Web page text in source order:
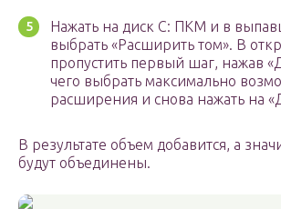
Нажать на диск С: ПКМ и в
выбрать «Расширить том». В
пропустить первый шаг, нажав
чего выбрать максимально
расширения и снова нажать на
В результате объем добавится, а
будут объединены.